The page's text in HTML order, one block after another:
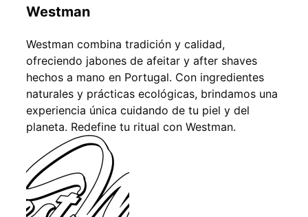
Westman
Westman combina tradición y calidad,
ofreciendo jabones de afeitar y after shaves
hechos a mano en Portugal. Con ingredientes
naturales y prácticas ecológicas, brindamos una
experiencia única cuidando de tu piel y del
planeta. Redefine tu ritual con Westman.